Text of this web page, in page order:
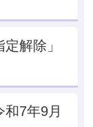
解除」
7年9月